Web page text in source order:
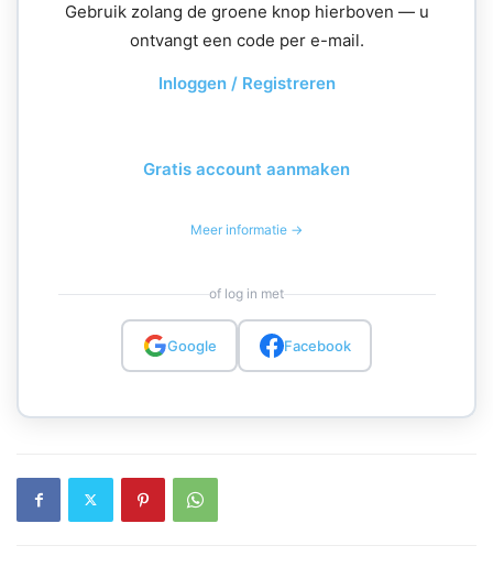
Gebruik zolang de groene knop hierboven — u
ontvangt een code per e-mail.
Inloggen / Registreren
Gratis account aanmaken
Meer informatie →
of log in met
Google Facebook